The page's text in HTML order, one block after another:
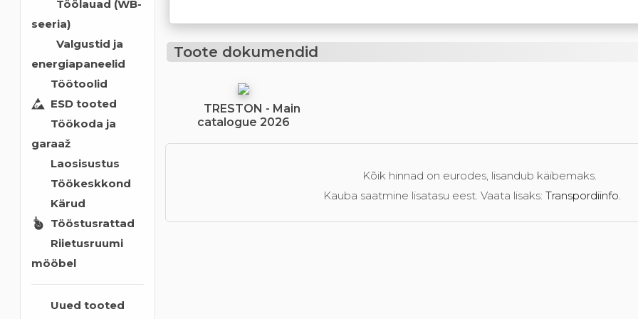
Töölauad (WB-
seeria)
Valgustid ja
energiapaneelid
Töötoolid
ESD tooted
Töökoda ja
garaaž
Laosisustus
Töökeskkond
Kärud
Tööstusrattad
Riietusruumi
mööbel
Uued tooted
Toote dokumendid
TRESTON - Main
catalogue 2026
Kõik hinnad on eurodes, lisandub käibemaks.
Kauba saatmine lisatasu eest. Vaata lisaks:Transpordiinfo.